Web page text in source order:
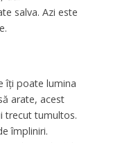
salva. Azi este
îți poate lumina
arate, acest
trecut tumultos.
împliniri.